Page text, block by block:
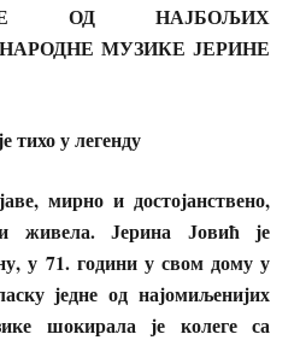
ОД НАЈБОЉИХ
МУЗИКЕ ЈЕРИНЕ
тихо у легенду
мирно и достојанствено,
Јерина Јовић је
у 71. години у свом дому у
једне од најомиљенијих
шокирала је колеге са